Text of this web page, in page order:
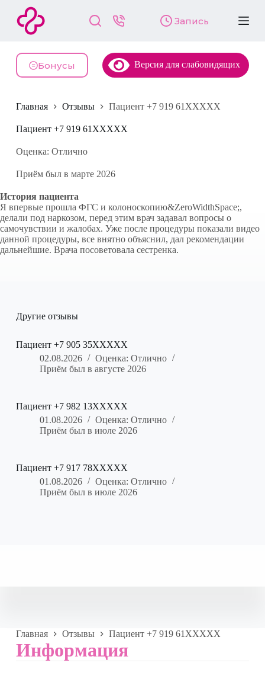
й
и
у
и
Запись
Бонусы Версия для слабовидящих
Главная Отзывы Пациент +7 919 61XXXXX
Пациент +7 919 61XXXXX
Оценка: Отлично
Приём был в марте 2026
История пациента
Я впервые прошла ФГС и колоноскопию&ZeroWidthSpace;,
делали под наркозом, перед этим врач задавал вопросы о
самочувствии и жалобах. Уже после процедуры показали видео
данной процедуры, все внятно объяснил, дал рекомендации
дальнейшие. Врача посоветовала сестренка.
Другие отзывы
Пациент +7 905 35XXXXX
02.08.2026
Оценка: Отлично
Приём был в августе 2026
Пациент +7 982 13XXXXX
01.08.2026
Оценка: Отлично
Приём был в июле 2026
Пациент +7 917 78XXXXX
01.08.2026
Оценка: Отлично
Приём был в июле 2026
Главная Отзывы Пациент +7 919 61XXXXX
Информация